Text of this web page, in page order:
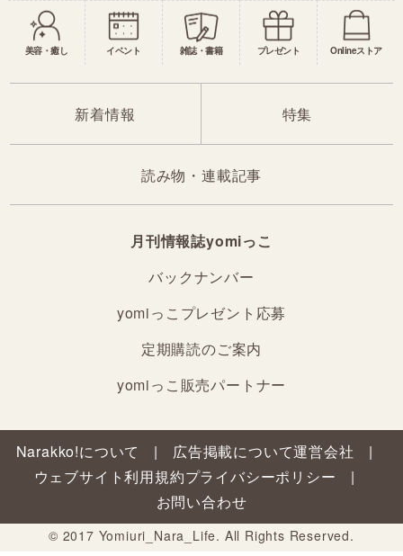
美容・癒し イベント 雑誌・書籍 プレゼント Onlineストア
新着情報 特集
読み物・連載記事
月刊情報誌yomiっこ
バックナンバー
yomiっこプレゼント応募
定期購読のご案内
yomiっこ販売パートナー
Narakko!について 広告掲載について運営会社
ウェブサイト利用規約プライバシーポリシー
お問い合わせ
© 2017 Yomiuri_Nara_Life. All Rights Reserved.